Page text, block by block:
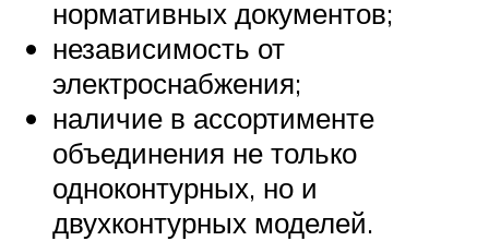
нормативных документов;
независимость от
электроснабжения;
наличие в ассортименте
объединения не только
одноконтурных, но и
двухконтурных моделей.